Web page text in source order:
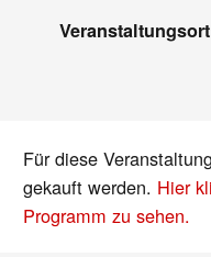
Für diese
gekauft werden. Hier
Programm zu sehen.